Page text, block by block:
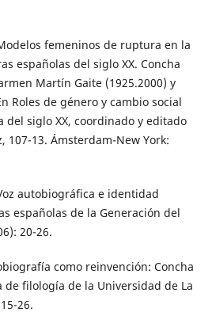
femeninos de ruptura en la
españolas del siglo XX. Concha
Martín Gaite (1925.2000) y
Roles de género y cambio social
siglo XX, coordinado y editado
107-13. Ámsterdam-New York:
autobiográfica e identidad
españolas de la Generación del
20-26.
como reinvención: Concha
de filología de la Universidad de La
26.